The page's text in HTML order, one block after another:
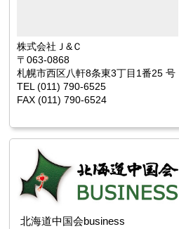
株式会社Ｊ&Ｃ
〒063-0868
札幌市西区八軒8条東3丁目1番25 号
TEL (011) 790-6525
FAX (011) 790-6524
北海道中国会business